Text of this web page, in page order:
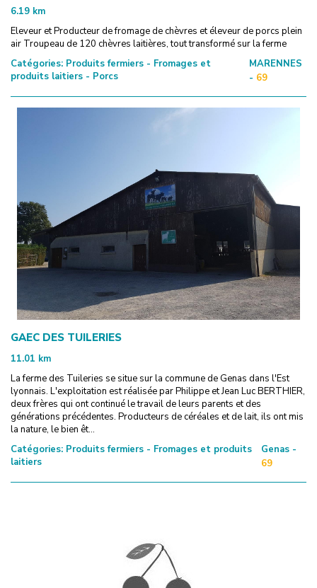
6.19 km
Eleveur et Producteur de fromage de chèvres et éleveur de porcs plein
air Troupeau de 120 chèvres laitières, tout transformé sur la ferme
Catégories: Produits fermiers - Fromages et
produits laitiers - Porcs
MARENNES
- 69
GAEC DES TUILERIES
11.01 km
La ferme des Tuileries se situe sur la commune de Genas dans l'Est
lyonnais. L'exploitation est réalisée par Philippe et Jean Luc BERTHIER,
deux frères qui ont continué le travail de leurs parents et des
générations précédentes. Producteurs de céréales et de lait, ils ont mis
la nature, le bien êt...
Catégories: Produits fermiers - Fromages et produits
laitiers
Genas -
69